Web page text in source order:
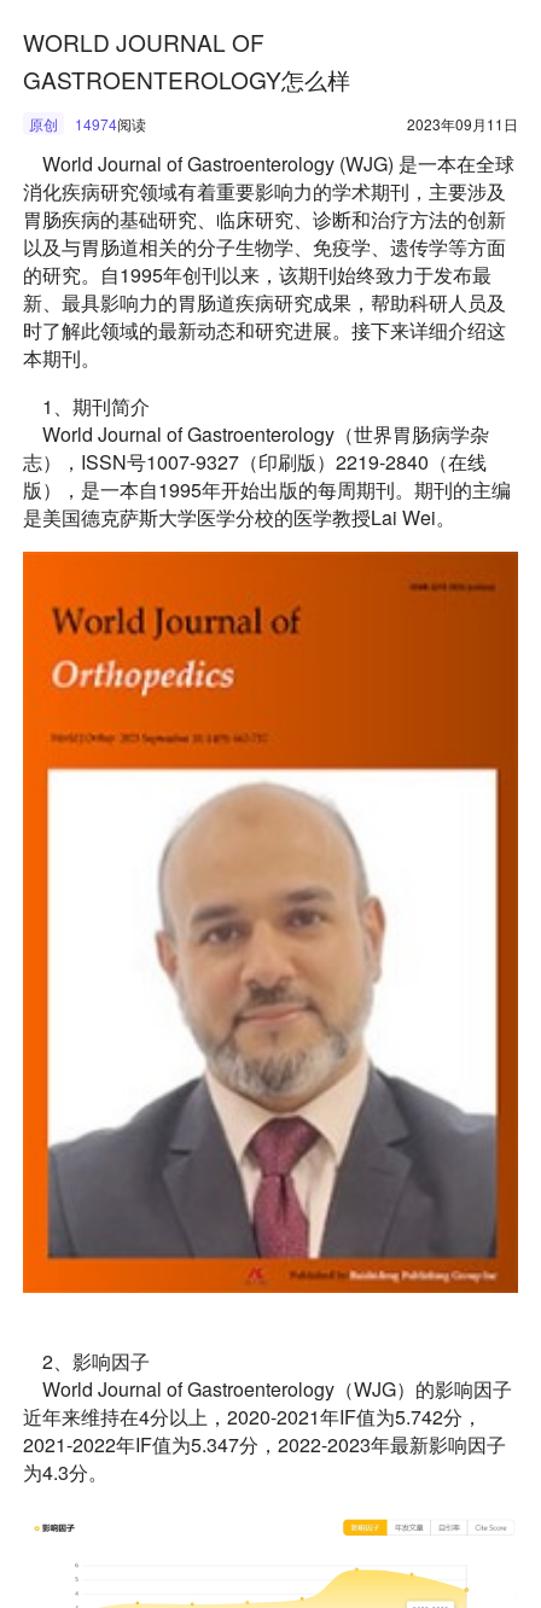
WORLD JOURNAL OF
GASTROENTEROLOGY怎么样
原创 14974阅读 2023年09月11日
World Journal of Gastroenterology (WJG) 是一本在全球
消化疾病研究领域有着重要影响力的学术期刊，主要涉及
胃肠疾病的基础研究、临床研究、诊断和治疗方法的创新
以及与胃肠道相关的分子生物学、免疫学、遗传学等方面
的研究。自1995年创刊以来，该期刊始终致力于发布最
新、最具影响力的胃肠道疾病研究成果，帮助科研人员及
时了解此领域的最新动态和研究进展。接下来详细介绍这
本期刊。
1、期刊简介
World Journal of Gastroenterology（世界胃肠病学杂
志），ISSN号1007-9327（印刷版）2219-2840（在线
版），是一本自1995年开始出版的每周期刊。期刊的主编
是美国德克萨斯大学医学分校的医学教授Lai Wei。
2、影响因子
World Journal of Gastroenterology（WJG）的影响因子
近年来维持在4分以上，2020-2021年IF值为5.742分，
2021-2022年IF值为5.347分，2022-2023年最新影响因子
为4.3分。